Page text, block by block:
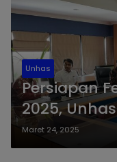
Unhas
Persiapan
2025,
Unit
Kerja
Maret 24, 2025